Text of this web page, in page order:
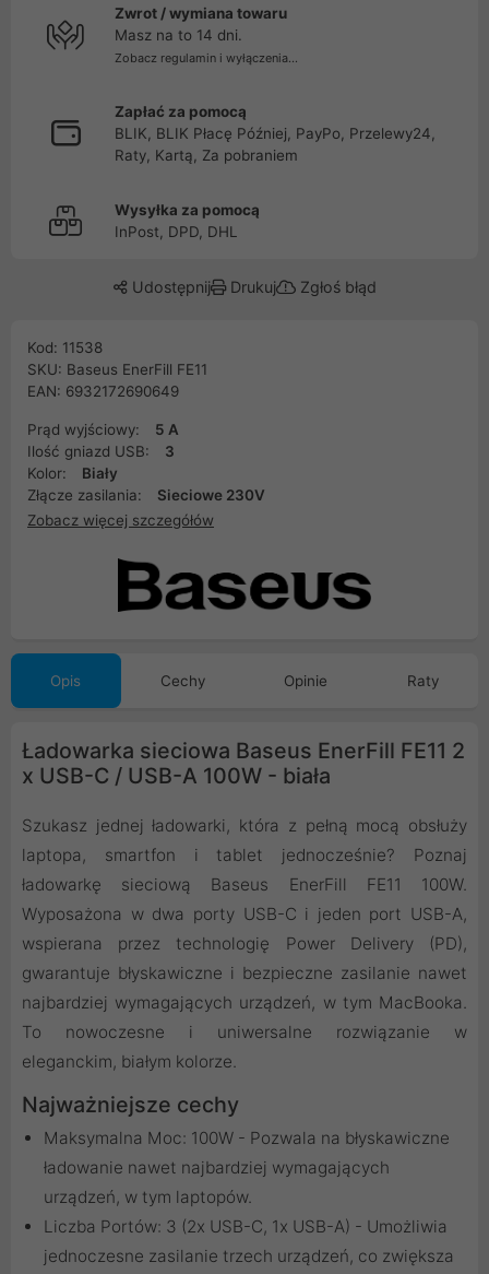
Zwrot / wymiana towaru
Masz na to 14 dni.
Zobacz regulamin i wyłączenia...
Zapłać za pomocą
BLIK, BLIK Płacę Później, PayPo, Przelewy24,
Raty, Kartą, Za pobraniem
Wysyłka za pomocą
InPost, DPD, DHL
Udostępnij Drukuj Zgłoś błąd
Kod: 11538
SKU: Baseus EnerFill FE11
EAN: 6932172690649
Prąd wyjściowy:
5 A
Ilość gniazd USB:
3
Kolor:
Biały
Złącze zasilania:
Sieciowe 230V
Zobacz więcej szczegółów
Opis Cechy Opinie Raty
Ładowarka sieciowa Baseus EnerFill FE11 2
x USB-C / USB-A 100W - biała
Szukasz jednej ładowarki, która z pełną mocą obsłuży
laptopa, smartfon i tablet jednocześnie? Poznaj
ładowarkę sieciową Baseus EnerFill FE11 100W.
Wyposażona w dwa porty USB-C i jeden port USB-A,
wspierana przez technologię Power Delivery (PD),
gwarantuje błyskawiczne i bezpieczne zasilanie nawet
najbardziej wymagających urządzeń, w tym MacBooka.
To nowoczesne i uniwersalne rozwiązanie w
eleganckim, białym kolorze.
Najważniejsze cechy
Maksymalna Moc: 100W - Pozwala na błyskawiczne
ładowanie nawet najbardziej wymagających
urządzeń, w tym laptopów.
Liczba Portów: 3 (2x USB-C, 1x USB-A) - Umożliwia
jednoczesne zasilanie trzech urządzeń, co zwiększa